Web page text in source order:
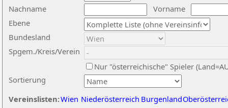
Nachname
Vorname
Ebene
Sortierung
Bundesland
Spgem./Kreis/Verein
Nur "österreichische" Spieler
Vereinslisten:Wien Niederösterreich Burgenland